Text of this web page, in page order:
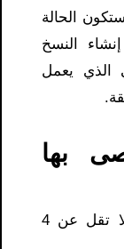
الحالة
النسخ
الذي يعمل
بها
يجب أن يكون هناك مساحة خالية لا تقل عن 4